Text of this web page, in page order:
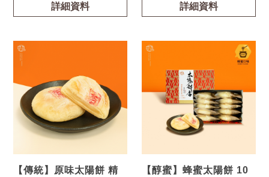
詳細資料 詳細資料
【傳統】原味太陽餅 精
【醇蜜】蜂蜜太陽餅 10